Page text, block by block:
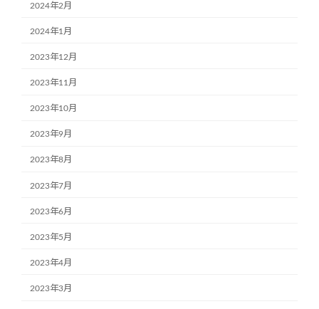
2024年2月
2024年1月
2023年12月
2023年11月
2023年10月
2023年9月
2023年8月
2023年7月
2023年6月
2023年5月
2023年4月
2023年3月